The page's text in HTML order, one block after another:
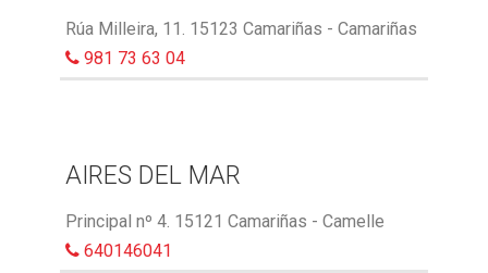
Rúa Milleira, 11. 15123 Camariñas - Camariñas
981 73 63 04
AIRES DEL MAR
Principal nº 4. 15121 Camariñas - Camelle
640146041